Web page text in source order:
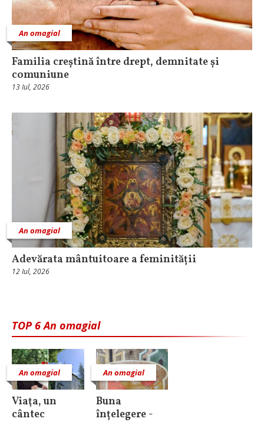
An omagial
Familia creștină între drept, demnitate și
comuniune
13 Iul, 2026
An omagial
Adevărata mântuitoare a feminității
12 Iul, 2026
TOP 6 An omagial
An omagial
Viaţa, un
cântec
An omagial
Buna
înțelegere -